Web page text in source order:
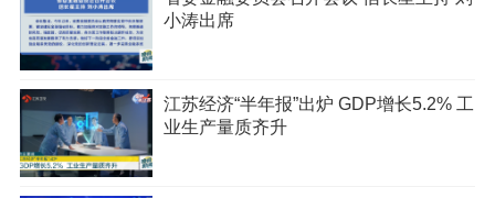
小涛出席
江苏经济“半年报”出炉 GDP增长5.2% 工
业生产量质齐升